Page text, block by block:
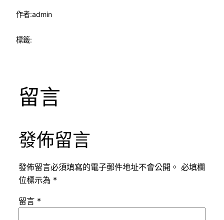
作者:admin
標籤:
留言
發佈留言
發佈留言必須填寫的電子郵件地址不會公開。 必填欄
位標示為 *
留言 *